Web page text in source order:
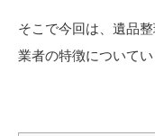
そこで今回は、遺品
業者の特徴についてい